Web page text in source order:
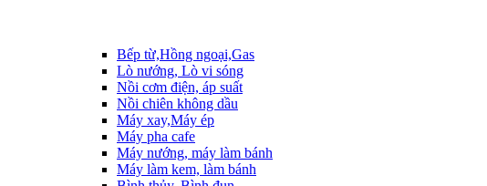
Bếp từ,Hồng ngoại,Gas
Lò nướng, Lò vi sóng
Nồi cơm điện, áp suất
Nồi chiên không dầu
Máy xay,Máy ép
Máy pha cafe
Máy nướng, máy làm bánh
Máy làm kem, làm bánh